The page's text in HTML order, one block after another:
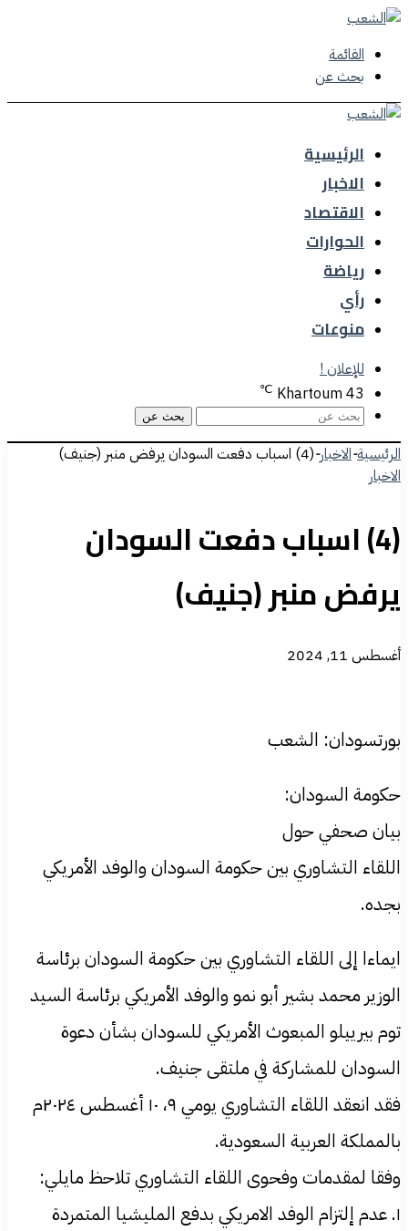
القائمة
بحث عن
الرئيسية
الاخبار
الاقتصاد
الحوارات
رياضة
رأي
منوعات
للإعلان !
Khartoum43
℃
بحث عن
الرئيسية-الاخبار-(4) اسباب دفعت السودان يرفض منبر (جنيف)
الاخبار
(4) اسباب دفعت السودان
يرفض منبر (جنيف)
أغسطس 11, 2024
بورتسودان: الشعب
حكومة السودان:
بيان صحفي حول
اللقاء التشاوري بين حكومة السودان والوفد الأمريكي
بجده.
ايماءا إلى اللقاء التشاوري بين حكومة السودان برئاسة
الوزير محمد بشير أبو نمو والوفد الأمريكي برئاسة السيد
توم بيرييلو المبعوث الأمريكي للسودان بشأن دعوة
السودان للمشاركة في ملتقى جنيف.
فقد انعقد اللقاء التشاوري يومي ٩، ١٠ أغسطس ٢٠٢٤م
بالمملكة العربية السعودية.
وفقا لمقدمات وفحوى اللقاء التشاوري تلاحظ مايلي:
١. عدم إلتزام الوفد الامريكي بدفع المليشيا المتمردة